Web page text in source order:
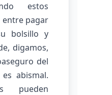
estos
entre pagar
bolsillo y
digamos,
del
abismal.
pueden